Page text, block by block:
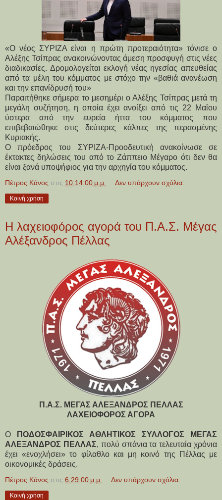
«Ο νέος ΣΥΡΙΖΑ είναι η πρώτη προτεραιότητα» τόνισε ο
Αλέξης Τσίπρας ανακοινώνοντας άμεση προσφυγή στις νέες
διαδικασίες. Δρομολογείται εκλογή νέας ηγεσίας απευθείας
από τα μέλη του κόμματος με στόχο την «βαθιά ανανέωση
και την επανίδρυσή του»
Παραιτήθηκε σήμερα το μεσημέρι ο Αλέξης Τσίπρας μετά τη
μεγάλη συζήτηση, η οποία έχει ανοίξει από τις 22 Μαΐου
ύστερα από την ευρεία ήττα του κόμματος που
επιβεβαιώθηκε στις δεύτερες κάλπες της περασμένης
Κυριακής.
Ο πρόεδρος του ΣΥΡΙΖΑ-Προοδευτική ανακοίνωσε σε
έκτακτες δηλώσεις του από το Ζάππειο Μέγαρο ότι δεν θα
είναι ξανά υποψήφιος για την αρχηγία του κόμματος.
Πέτρος Κάνος στις 10:14:00 μ.μ. Δεν υπάρχουν σχόλια:
Κοινή χρήση
Η λαχειοφόρος αγορά του Π.Α.Σ. Μέγας
Αλέξανδρος Πέλλας
Π.Α.Σ. ΜΕΓΑΣ ΑΛΕΞΑΝΔΡΟΣ ΠΕΛΛΑΣ
ΛΑΧΕΙΟΦΟΡΟΣ ΑΓΟΡΑ
Ο
ΠΟΔΟΣΦΑΙΡΙΚΟΣ ΑΘΛΗΤΙΚΟΣ ΣΥΛΛΟΓΟΣ ΜΕΓΑΣ
ΑΛΕΞΑΝΔΡΟΣ ΠΕΛΛΑΣ, πολύ σπάνια τα τελευταία χρόνια
έχει «ενοχλήσει» το φίλαθλο και μη κοινό της Πέλλας με
οικονομικές δράσεις.
Πέτρος Κάνος στις 6:29:00 μ.μ. Δεν υπάρχουν σχόλια:
Κοινή χρήση